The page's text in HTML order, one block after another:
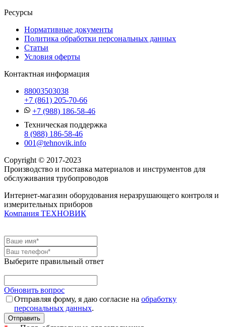
Ресурсы
Нормативные документы
Политика обработки персональных данных
Статьи
Условия оферты
Контактная информация
88003503038
+7 (861) 205-70-66
+7 (988) 186-58-46
Техническая поддержка
8 (988) 186-58-46
001@tehnovik.info
Copyright © 2017-2023
Производство и поставка материалов и инструментов для
обслуживания трубопроводов
Интернет-магазин оборудования неразрушающего контроля и
измерительных приборов
Компания ТЕХНОВИК
Выберите правильный ответ
Обновить вопрос
Отправляя форму, я даю согласие на обработку
персональных данных.